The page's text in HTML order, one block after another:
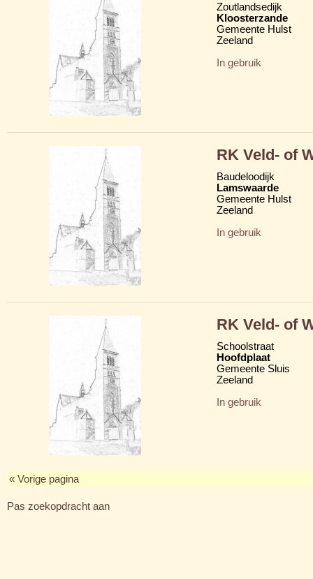
Zoutlandsedijk
Kloosterzande
Gemeente Hulst
Zeeland
In gebruik
RK Veld- of
Baudeloodijk
Lamswaarde
Gemeente Hulst
Zeeland
In gebruik
RK Veld- of
Schoolstraat
Hoofdplaat
Gemeente Sluis
Zeeland
In gebruik
« Vorige pagina
Pas zoekopdracht aan